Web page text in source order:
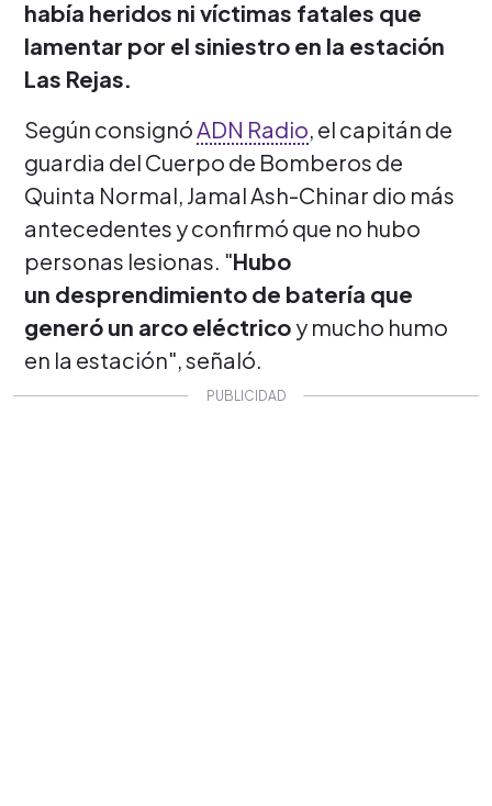
había heridos ni víctimas fatales que
lamentar por el siniestro en la estación
Las Rejas.
Según consignó ADN Radio, el capitán de
guardia del Cuerpo de Bomberos de
Quinta Normal, Jamal Ash-Chinar dio más
antecedentes y confirmó que no hubo
personas lesionas. "Hubo
un desprendimiento de batería que
generó un arco eléctrico y mucho humo
en la estación", señaló.